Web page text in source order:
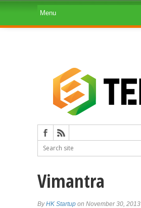
Vimantra
ByHK Startup on November 30, 2013